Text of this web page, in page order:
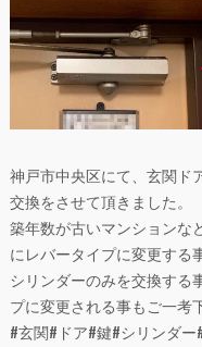
神戸市中央区にて、玄関ド
交換をさせて頂きました。
築年数が古いマンションな
にレバータイプに変更する
シリンダーのみを交換する
プに変更される事もご一考
#玄関#ドア#鍵#シリンダ